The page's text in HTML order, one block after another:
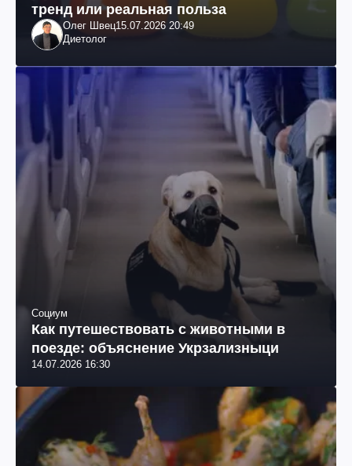
тренд или реальная польза
Олег Швец15.07.2026 20:49
Диетолог
Социум
Как путешествовать с животными в
поезде: объяснение Укрзализныци
14.07.2026 16:30